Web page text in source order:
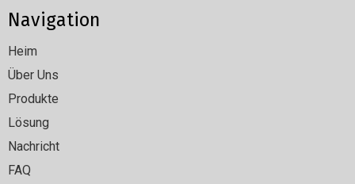
Navigation
Heim
Über Uns
Produkte
Lösung
Nachricht
FAQ